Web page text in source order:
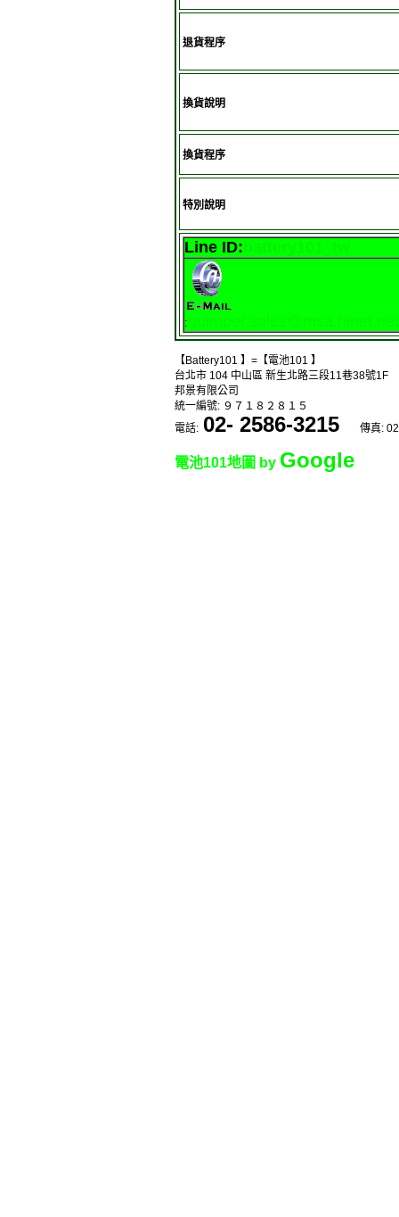
退貨程序
換貨說明
換貨程序
特別說明
Line ID:
:
【Battery101 】=【電池101 】
台北市 104 中山區 新生北路三段11巷38號1F
邦景有限公司
統一編號: ９７１８２８１５
電話: 02- 2586-3215 傳真:
電池101地圖 by Google